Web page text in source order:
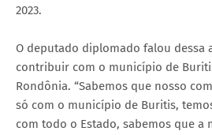
2023.
O deputado diplomado falou dessa
contribuir com o município de
Rondônia. “Sabemos que nosso
só com o município de Buritis,
com todo o Estado, sabemos que a